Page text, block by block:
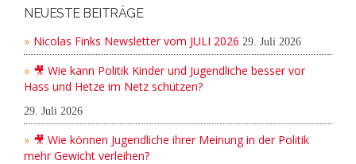
NEUESTE BEITRÄGE
Nicolas Finks Newsletter vom JULI 2026 29. Juli 2026
🎥 Wie kann Politik Kinder und Jugendliche besser vor
Hass und Hetze im Netz schützen?
29. Juli 2026
🎥 Wie können Jugendliche ihrer Meinung in der Politik
mehr Gewicht verleihen?